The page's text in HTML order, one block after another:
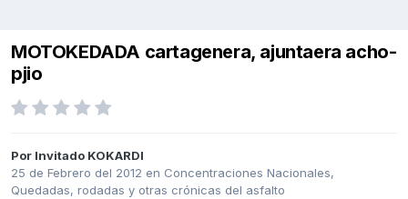
MOTOKEDADA cartagenera, ajuntaera acho-
pjio
Por Invitado KOKARDI
25 de Febrero del 2012 en Concentraciones Nacionales,
Quedadas, rodadas y otras crónicas del asfalto